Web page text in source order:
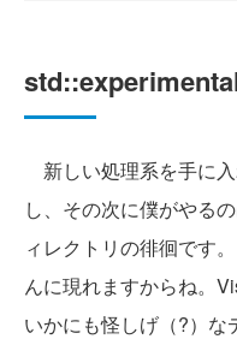
新しい処理系を手に
し、その次に僕がやる
ィレクトリの徘徊です
んに現れますからね。
いかにも怪しげ（?）